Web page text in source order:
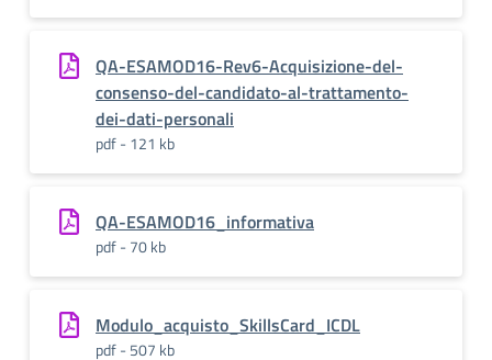
QA-ESAMOD16-Rev6-Acquisizione-del-
consenso-del-candidato-al-trattamento-
dei-dati-personali
pdf - 121 kb
QA-ESAMOD16_informativa
pdf - 70 kb
Modulo_acquisto_SkillsCard_ICDL
pdf - 507 kb